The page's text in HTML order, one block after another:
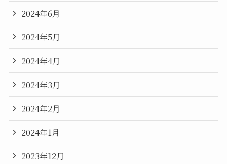
2024年6月
2024年5月
2024年4月
2024年3月
2024年2月
2024年1月
2023年12月